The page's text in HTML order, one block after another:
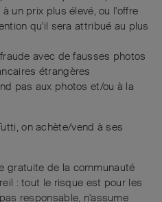
un prix plus élevé, ou l'offre
qu'il sera attribué au plus
avec de fausses photos
étrangères
pas aux photos et/ou à la
on achète/vend à ses
gratuite de la communauté
: tout le risque est pour les
responsable, n'assume